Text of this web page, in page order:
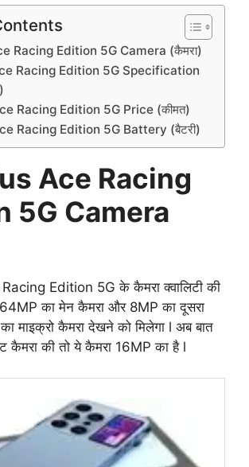
Racing Edition 5G Camera (कैमरा)
Racing Edition 5G Specification
Racing Edition 5G Price (कीमत)
Racing Edition 5G Battery (बैटरी)
Ace Racing
5G Camera
Edition 5G के कैमरा क्वालिटी की
का मेन कैमरा और 8MP का दूसरा
माइक्रो कैमरा देखने को मिलेगा l अब बात
की तो ये कैमरा 16MP का है l